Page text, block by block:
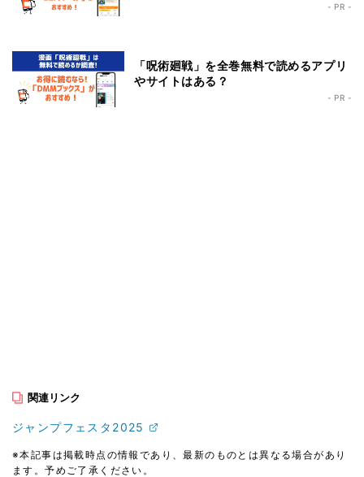
- PR -
「呪術廻戦」を全巻無料で読めるアプリ
やサイトはある？
- PR -
関連リンク
ジャンプフェスタ2025
※本記事は掲載時点の情報であり、最新のものとは異なる場合があり
ます。予めご了承ください。